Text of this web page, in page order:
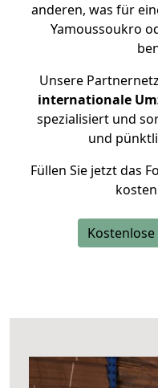
anderen, was für
Yamoussoukro
Unsere
internationale
spezialisiert und
und
Füllen Sie jetzt das